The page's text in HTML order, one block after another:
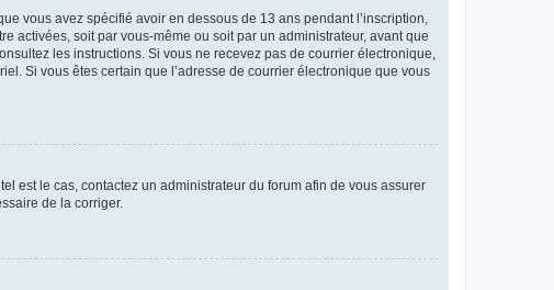
vous avez spécifié avoir en dessous de 13 ans pendant l’inscription,
activées, soit par vous-même ou soit par un administrateur, avant que
les instructions. Si vous ne recevez pas de courrier électronique,
Si vous êtes certain que l’adresse de courrier électronique que vous
est le cas, contactez un administrateur du forum afin de vous assurer
de la corriger.